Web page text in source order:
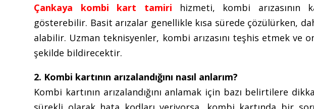
Çankaya kombi kart tamiri hizmeti, kombi arızasının
gösterebilir. Basit arızalar genellikle kısa sürede çözülürken,
alabilir. Uzman teknisyenler, kombi arızasını teşhis etmek ve
şekilde bildirecektir.
2. Kombi kartının arızalandığını nasıl anlarım?
Kombi kartının arızalandığını anlamak için bazı belirtilere